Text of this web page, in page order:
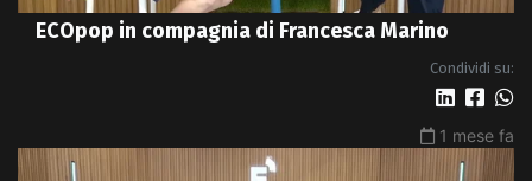
ECOpop in compagnia di Francesca Marino
Condividi su:
1 mese fa